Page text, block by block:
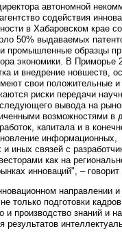
автономной
содействия
в Хабаровском крае
50% выдаваемых
промышленные образцы
экономики. В Приморье
и внедрение новшеств,
свои положительные и
риски передачи
вывода на
возможностями в
капитала и в
информационных,
иных связей с
как на
инноваций", – говорит
направлении
только подготовки
и производство знаний и
результатов